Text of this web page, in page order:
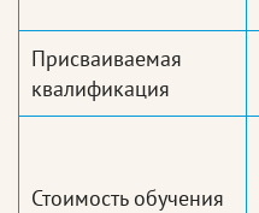
Присваиваемая
квалификация
Стоимость обучения